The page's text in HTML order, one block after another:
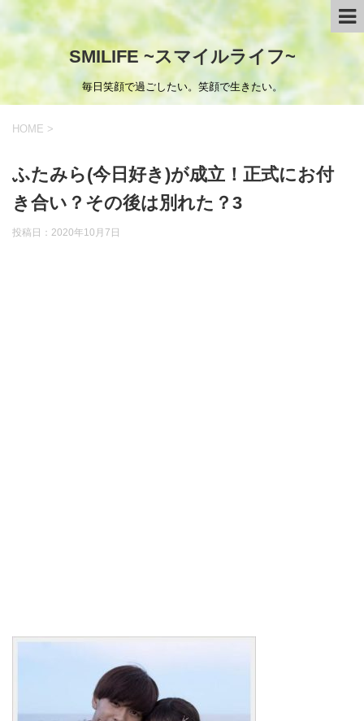
SMILIFE ~スマイルライフ~
毎日笑顔で過ごしたい。笑顔で生きたい。
HOME >
ふたみら(今日好き)が成立！正式にお付
き合い？その後は別れた？3
投稿日： 2020年10月7日